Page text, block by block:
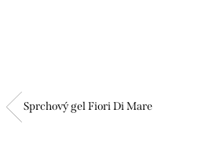
Sprchový gel Fiori Di Mare